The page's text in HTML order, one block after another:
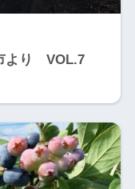
より VOL.7